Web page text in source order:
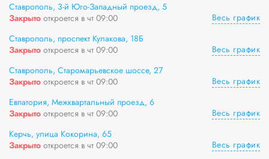
Ставрополь, 3-й Юго-Западный проезд, 5
Закрыто откроется в чт 09:00
Весь график
Ставрополь, проспект Кулакова, 18Б
Закрыто откроется в чт 09:00
Весь график
Ставрополь, Старомарьевское шоссе, 27
Закрыто откроется в чт 09:00
Весь график
Евпатория, Межквартальный проезд, 6
Закрыто откроется в чт 09:00
Весь график
Керчь, улица Кокорина, 65
Закрыто откроется в чт 09:00
Весь график